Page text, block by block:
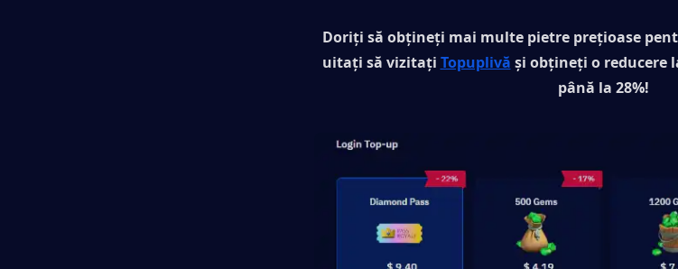
Doriți să obțineți mai multe pietre prețioase
uitați să vizitați Topuplivă și obțineți o reducere
până la 28%!